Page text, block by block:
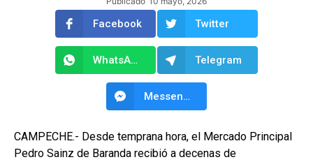
Facebook Twitter
WhatsApp Telegram
Messenger
CAMPECHE.- Desde temprana hora, el Mercado Principal
Pedro Sainz de Baranda recibió a decenas de